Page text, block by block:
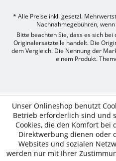
* Alle Preise inkl. gesetzl.
Nachnahmegebühren,
Bitte beachten Sie, dass es sich
Originalersatzteile handelt. Die
dem Vergleich. Die Nennung der
einem Produkt.
Shops
durch
nitio
mediasign,
Ihre
Unser Onlineshop benutzt
Betrieb erforderlich sind und
Cookies, die den Komfort bei
Direktwerbung dienen oder
Websites und sozialen
werden nur mit Ihrer